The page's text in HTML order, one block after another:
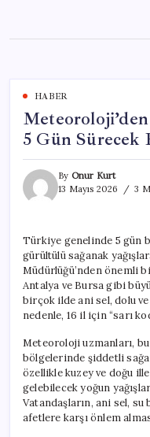
content
HABER
Meteoroloji’den
5 Gün Sürecek
By Onur Kurt
13 Mayıs 2026
3
Türkiye genelinde 5 gün
gürültülü sağanak
Müdürlüğü’nden önemli
Antalya ve Bursa gibi
birçok ilde ani sel, dolu
nedenle, 16 il için “sarı
Meteoroloji uzmanları,
bölgelerinde şiddetli
özellikle kuzey ve doğu
gelebilecek yoğun
Vatandaşların, ani sel, su
afetlere karşı önlem